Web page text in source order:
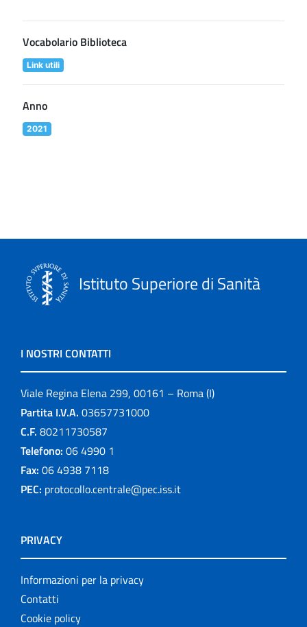
Vocabolario Biblioteca
Link utili
Anno
2021
Istituto Superiore di Sanità
I NOSTRI CONTATTI
Viale Regina Elena 299, 00161 – Roma (I)
Partita I.V.A. 03657731000
C.F. 80211730587
Telefono: 06 4990 1
Fax: 06 4938 7118
PEC: protocollo.centrale@pec.iss.it
PRIVACY
Informazioni per la privacy
Contatti
Cookie policy